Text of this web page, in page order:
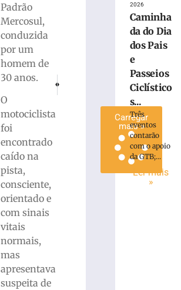
Padrão
Mercosul,
conduzida
por um
homem de
30 anos.
O
motociclista
foi
encontrado
caído na
pista,
consciente,
orientado e
com sinais
vitais
normais,
mas
apresentava
suspeita de
Animais domésticos terão direito
Mulher sofre ferimento na mão após
Carregar
mais »
2026
Caminha
da do Dia
dos Pais
e
Passeios
Ciclístico
s...
Três
eventos
contarão
com o apoio
da GTB;...
Ler mais
»